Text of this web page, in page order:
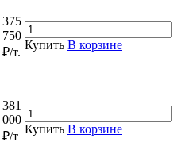
375
750
₽/т.
Купить В корзине
381
000
₽/т
Купить В корзине